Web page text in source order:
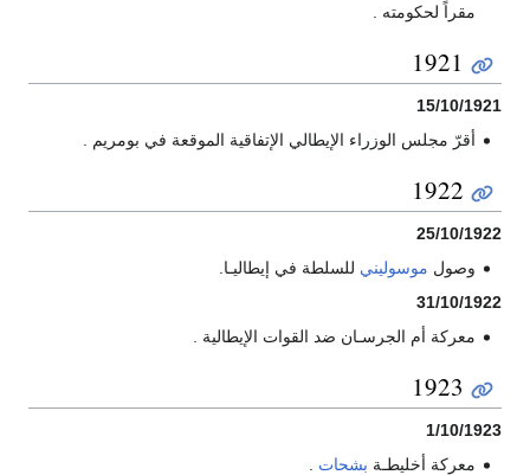
مقراً لحكومته .
1921
15/10/1921
أقرّ مجلس الوزراء الإيطالي الإتفاقية الموقعة في بومريم .
1922
25/10/1922
وصول موسوليني للسلطة في إيطاليـا.
31/10/1922
معركة أم الجرسـان ضد القوات الإيطالية .
1923
1/10/1923
معركة أخليطـة بشحات